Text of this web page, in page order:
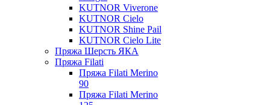
KUTNOR Viverone
KUTNOR Cielo
KUTNOR Shine Pail
KUTNOR Cielo Lite
Пряжа Шерсть ЯКА
Пряжа Filati
Пряжа Filati Merino
90
Пряжа Filati Merino